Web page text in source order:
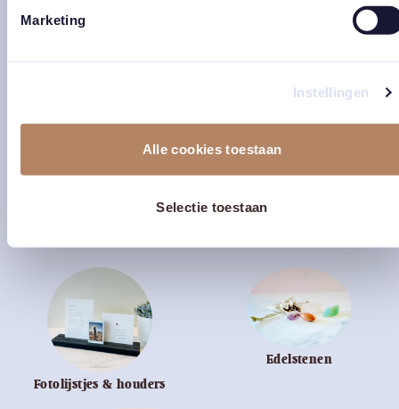
Marketing
Instellingen
Alle cookies toestaan
Selectie toestaan
Waxinelichtjes Bijzondere beeldjes
Kaarten met gedichten
Fotolijstjes & houders
Edelstenen